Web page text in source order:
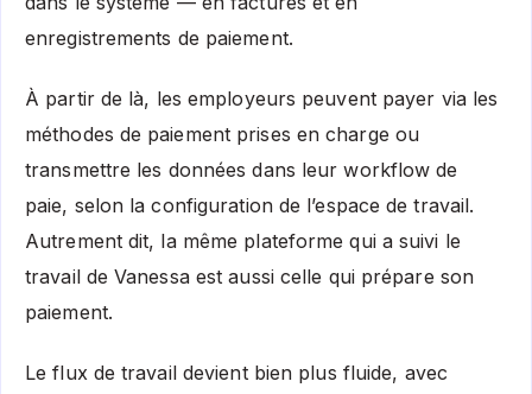
enregistrements de paiement.
À partir de là, les employeurs peuvent payer via les
méthodes de paiement prises en charge ou
transmettre les données dans leur workflow de
paie, selon la configuration de l’espace de travail.
Autrement dit, la même plateforme qui a suivi le
travail de Vanessa est aussi celle qui prépare son
paiement.
Le flux de travail devient bien plus fluide, avec